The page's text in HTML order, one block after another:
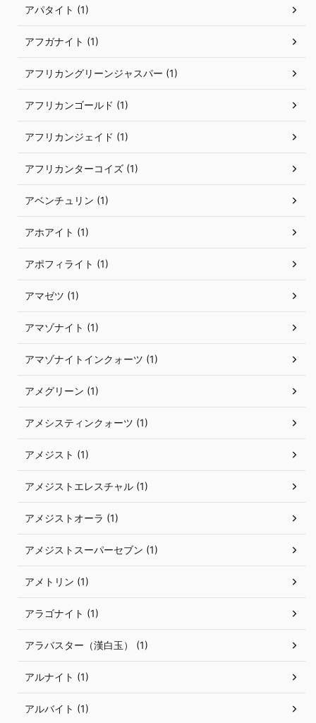
アパタイト (1)
アフガナイト (1)
アフリカングリーンジャスパー (1)
アフリカンゴールド (1)
アフリカンジェイド (1)
アフリカンターコイズ (1)
アベンチュリン (1)
アホアイト (1)
アポフィライト (1)
アマゼツ (1)
アマゾナイト (1)
アマゾナイトインクォーツ (1)
アメグリーン (1)
アメシスティンクォーツ (1)
アメジスト (1)
アメジストエレスチャル (1)
アメジストオーラ (1)
アメジストスーパーセブン (1)
アメトリン (1)
アラゴナイト (1)
アラバスター（漢白玉） (1)
アルナイト (1)
アルバイト (1)